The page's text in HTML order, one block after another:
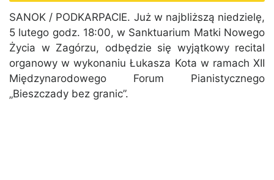
SANOK / PODKARPACIE. Już w najbliższą niedzielę,
5 lutego godz. 18:00, w Sanktuarium Matki Nowego
Życia w Zagórzu, odbędzie się wyjątkowy recital
organowy w wykonaniu Łukasza Kota w ramach XII
Międzynarodowego Forum Pianistycznego
„Bieszczady bez granic”.